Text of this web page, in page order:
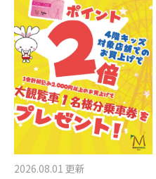
2026.08.01 更新